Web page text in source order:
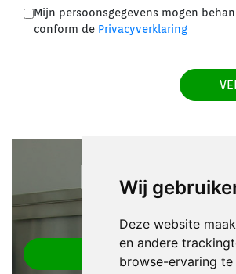
Wij
Deze website
en andere
browse-ervaring
Mijn persoonsgegevens mogen
conform de Privacyverklaring
Heeft u een
Neem contact
+31 (0) 575 46 24 79